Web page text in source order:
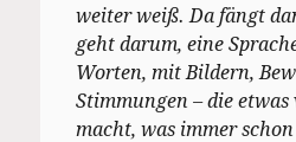
weiter weiß. Da fängt
geht darum, eine
Worten, mit Bildern,
Stimmungen – die
macht, was immer